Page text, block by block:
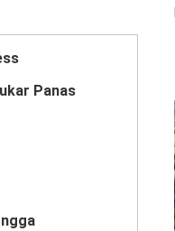
Panas